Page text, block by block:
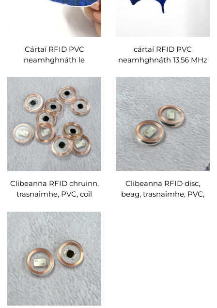
Cártaí RFID PVC
neamhghnáth le
printhiú roimh ré,
FM11RF08
cártaí RFID PVC
neamhghnáth 13.56 MHz
Fudan F08
Clibeanna RFID chruinn,
trasnaimhe, PVC, coil
2K
Clibeanna RFID disc,
beag, trasnaimhe, PVC,